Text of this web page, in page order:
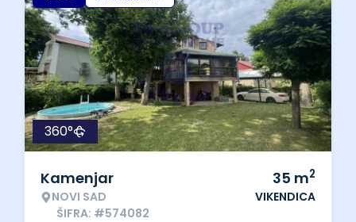
360°
Kamenjar
NOVI SAD
ŠIFRA: #574082
35 m2
VIKENDICA